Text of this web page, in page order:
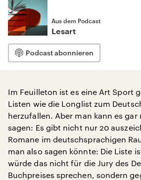
Aus dem Podcast
Lesart
Podcast abonnieren
Im Feuilleton ist es eine Art Sport
Listen wie die Longlist zum
herzufallen. Aber man kann es
sagen: Es gibt nicht nur 20
Romane im deutschsprachigen
man also sagen könnte: Die Liste
würde das nicht für die Jury des
Buchpreises sprechen, sondern